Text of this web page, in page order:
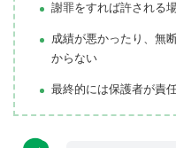
謝罪をすれば許される
成績が悪かったり、無
からない
最終的には保護者が責